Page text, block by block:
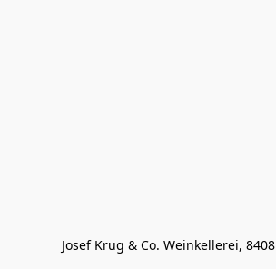
Josef Krug & Co. Weinkellerei,